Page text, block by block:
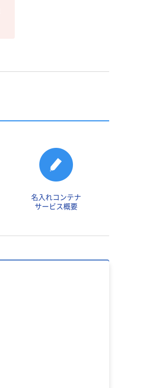
名入れコンテナ
サービス概要